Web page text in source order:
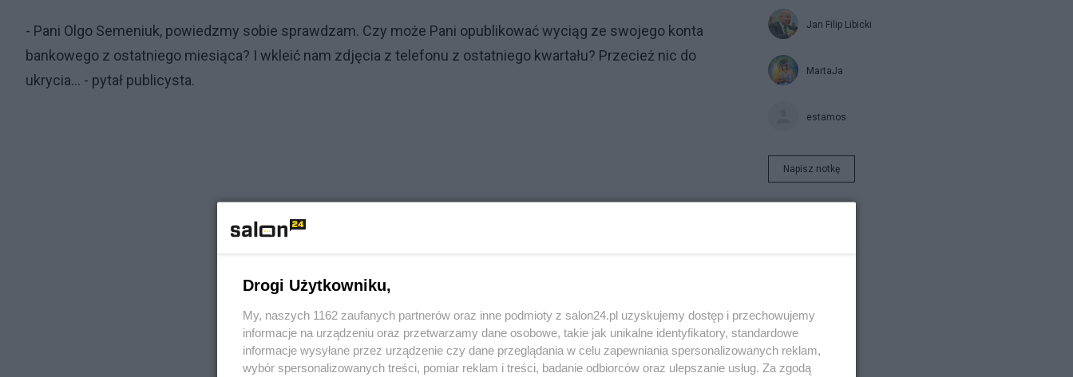
- Pani Olgo Semeniuk, powiedzmy sobie sprawdzam. Czy może Pani opublikować wyciąg ze swojego konta
bankowego z ostatniego miesiąca? I wkleić nam zdjęcia z telefonu z ostatniego kwartału? Przecież nic do
ukrycia... - pytał publicysta.
Jan Filip Libicki
MartaJa
estamos
Napisz notkę
Drogi Użytkowniku,
My, naszych 1162 zaufanych partnerów oraz inne podmioty z salon24.pl uzyskujemy dostęp i przechowujemy
informacje na urządzeniu oraz przetwarzamy dane osobowe, takie jak unikalne identyfikatory, standardowe
informacje wysyłane przez urządzenie czy dane przeglądania w celu zapewniania spersonalizowanych reklam,
wybór spersonalizowanych treści, pomiar reklam i treści, badanie odbiorców oraz ulepszanie usług. Za zgodą